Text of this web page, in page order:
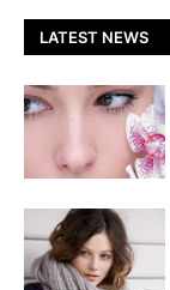
LATEST NEWS